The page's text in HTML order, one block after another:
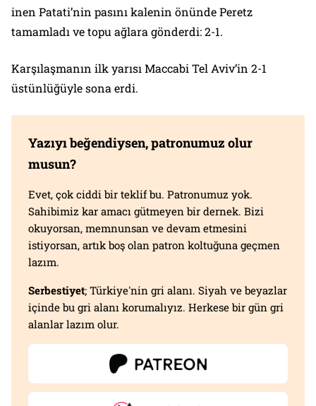
inen Patati’nin pasını kalenin önünde Peretz
tamamladı ve topu ağlara gönderdi: 2-1.
Karşılaşmanın ilk yarısı Maccabi Tel Aviv’in 2-1
üstünlüğüyle sona erdi.
Yazıyı beğendiysen, patronumuz olur
musun?
Evet, çok ciddi bir teklif bu. Patronumuz yok.
Sahibimiz kar amacı gütmeyen bir dernek. Bizi
okuyorsan, memnunsan ve devam etmesini
istiyorsan, artık boş olan patron koltuğuna geçmen
lazım.
Serbestiyet; Türkiye'nin gri alanı. Siyah ve beyazlar
içinde bu gri alanı korumalıyız. Herkese bir gün gri
alanlar lazım olur.